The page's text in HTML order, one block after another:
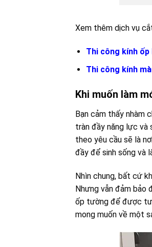
Xem thêm dịch vụ
Thi công kính ốp
Thi công kính
Khi muốn làm
Bạn cảm thấy nhàm
tràn đầy năng lực và
theo yêu cầu sẽ là
đầy để sinh sống và
Nhìn chung, bất cứ
Nhưng vẫn đảm bảo
ốp tường để được tư
mong muốn về một